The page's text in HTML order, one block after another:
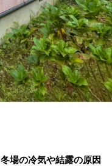
冬場の冷気や結露の原因